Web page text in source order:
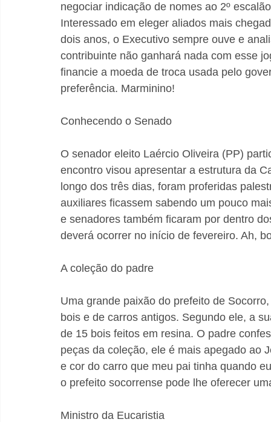
negociar indicação de nomes ao 2º
Interessado em eleger aliados mais
dois anos, o Executivo sempre ouve e
contribuinte não ganhará nada com esse
financie a moeda de troca usada pelo
preferência. Marminino!
Conhecendo o Senado
O senador eleito Laércio Oliveira (PP)
encontro visou apresentar a estrutura da
longo dos três dias, foram proferidas
auxiliares ficassem sabendo um pouco
e senadores também ficaram por dentro
deverá ocorrer no início de fevereiro. Ah,
A coleção do padre
Uma grande paixão do prefeito de
bois e de carros antigos. Segundo ele, a
de 15 bois feitos em resina. O padre
peças da coleção, ele é mais apegado ao
e cor do carro que meu pai tinha quando
o prefeito socorrense pode lhe oferecer
Ministro da Eucaristia